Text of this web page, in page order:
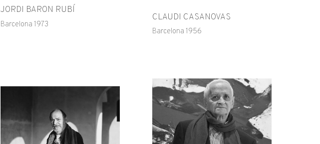
JORDI BARON RUBÍ
Barcelona 1973
CLAUDI CASANOVAS
Barcelona 1956